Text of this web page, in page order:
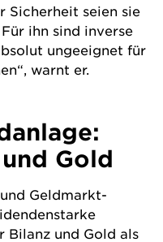
Sicherheit seien sie
ihn sind inverse
ungeeignet für
warnt er.
Gold
Geldmarkt-
starke
Bilanz und Gold als